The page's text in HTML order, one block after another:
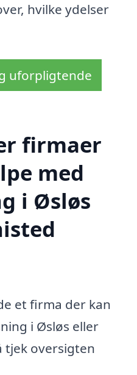
hvilke ydelser
uforpligtende
firmaer
med
i Øsløs
et firma der kan
i Øsløs eller
tjek oversigten